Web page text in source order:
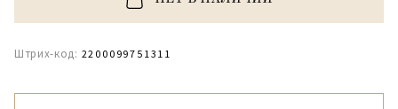
Штрих-код: 2200099751311